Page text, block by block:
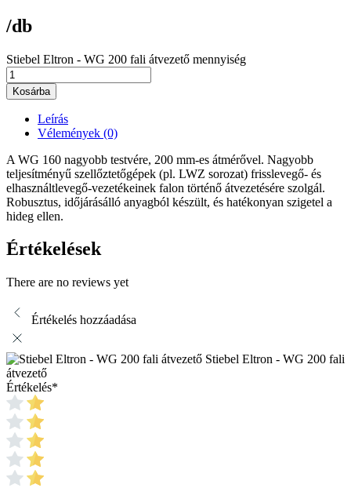
/db
Stiebel Eltron - WG 200 fali átvezető mennyiség
Kosárba
Leírás
Vélemények (0)
A WG 160 nagyobb testvére, 200 mm-es átmérővel. Nagyobb
teljesítményű szellőztetőgépek (pl. LWZ sorozat) frisslevegő- és
elhasználtlevegő-vezetékeinek falon történő átvezetésére szolgál.
Robusztus, időjárásálló anyagból készült, és hatékonyan szigetel a
hideg ellen.
Értékelések
There are no reviews yet
Értékelés hozzáadása
Stiebel Eltron - WG 200 fali
átvezető
Értékelés*